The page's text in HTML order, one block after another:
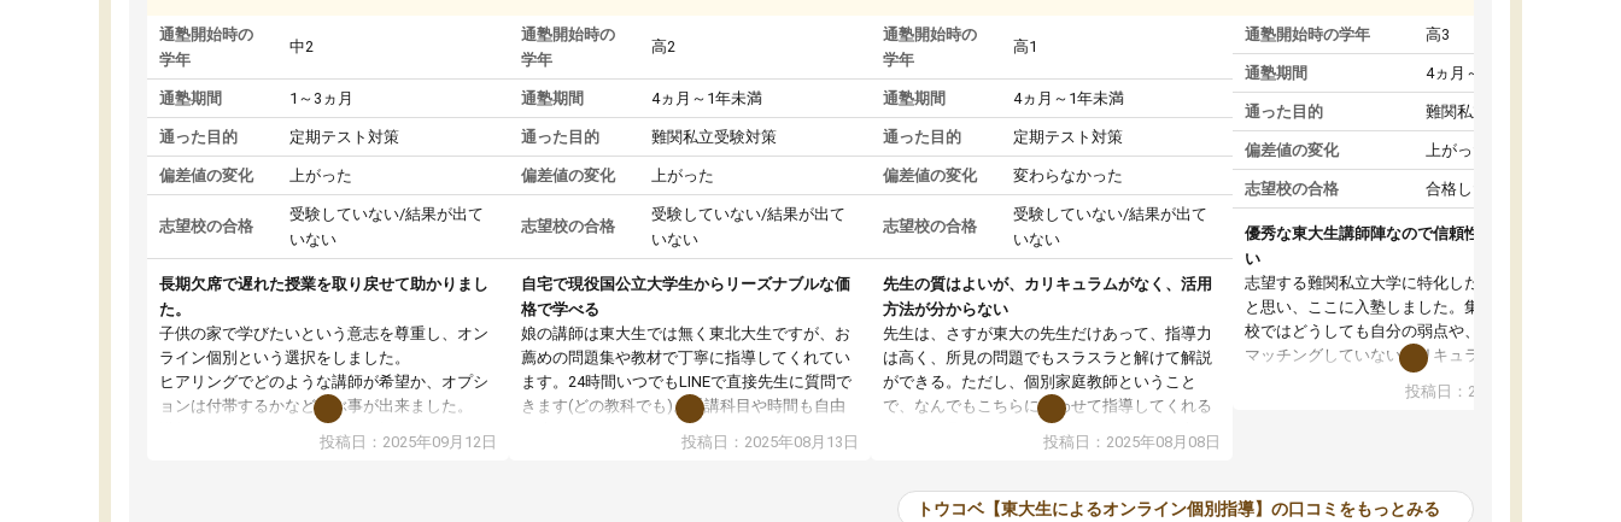
通塾開始時の
学年
中2
通塾期間 1～3ヵ月
通った目的 定期テスト対策
偏差値の変化 上がった
志望校の合格
受験していない/結果が出て
いない
長期欠席で遅れた授業を取り戻せて助かりまし
た。
子供の家で学びたいという意志を尊重し、オン
ライン個別という選択をしました。
ヒアリングでどのような講師が希望か、オプシ
ョンは付帯するかなど選ぶ事が出来ました。
講師とのマッチング後講師との初回ミーティン
グを行い、その講師で良いか他の講師を希望す
投稿日：2025年09月12日
通塾開始時の
学年
高2
通塾期間 4ヵ月～1年未満
通った目的 難関私立受験対策
偏差値の変化 上がった
志望校の合格
受験していない/結果が出て
いない
自宅で現役国公立大学生からリーズナブルな価
格で学べる
娘の講師は東大生では無く東北大生ですが、お
薦めの問題集や教材で丁寧に指導してくれてい
ます。24時間いつでもLINEで直接先生に質問で
きます(どの教科でも)。受講科目や時間も自由
に決めれるので、個人に合った勉強ができると
思います。カリキュラム相談みたいなのがあり
投稿日：2025年08月13日
通塾開始時の
学年
高1
通塾期間 4ヵ月～1年未満
通った目的 定期テスト対策
偏差値の変化 変わらなかった
志望校の合格
受験していない/結果が出て
いない
先生の質はよいが、カリキュラムがなく、活用
方法が分からない
先生は、さすが東大の先生だけあって、指導力
は高く、所見の問題でもスラスラと解けて解説
ができる。ただし、個別家庭教師ということ
で、なんでもこちらに合わせて指導してくれる
のだが、具体的なカリキュラムがない。当方
は、授業の先取り学習をするため、学校の教科
いただいたが、1時間の時間を使って進められる
投稿日：2025年08月08日
通塾開始時の学年 高3
通塾期間 4ヵ月～1年未満
通った目的 難関私立受験対策
偏差値の変化 上がった
志望校の合格 合格した
優秀な東大生講師陣なので信頼性や安心感が高
い
志望する難関私立大学に特化した準備をしたい
と思い、ここに入塾しました。集団指導の予備
校ではどうしても自分の弱点や、志望校対策に
マッチングしていないカリキュラムに不安を感
また受験のノウハウを蓄積している優秀な東大
ツーマン指導によって、自分の志望校にふさわ
投稿日：2024年02月19日
トウコベ【東大生によるオンライン個別指導】の口コミをもっとみる